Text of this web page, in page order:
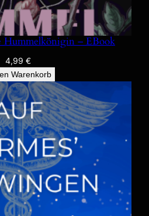
Hummelkönigin – EBook
4,99 €
Warenkorb